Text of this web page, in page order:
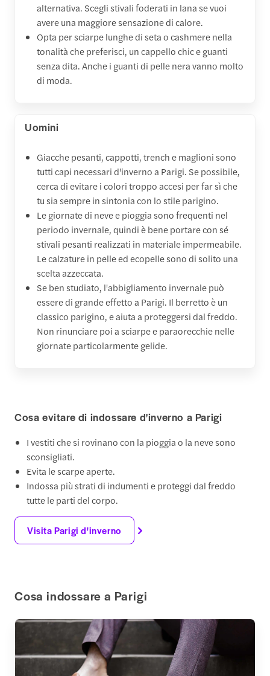
alternativa. Scegli stivali foderati in lana se vuoi
avere una maggiore sensazione di calore.
Opta per sciarpe lunghe di seta o cashmere nella
tonalità che preferisci, un cappello chic e guanti
senza dita. Anche i guanti di pelle nera vanno molto
di moda.
Uomini
Giacche pesanti, cappotti, trench e maglioni sono
tutti capi necessari d'inverno a Parigi. Se possibile,
cerca di evitare i colori troppo accesi per far sì che
tu sia sempre in sintonia con lo stile parigino.
Le giornate di neve e pioggia sono frequenti nel
periodo invernale, quindi è bene portare con sé
stivali pesanti realizzati in materiale impermeabile.
Le calzature in pelle ed ecopelle sono di solito una
scelta azzeccata.
Se ben studiato, l'abbigliamento invernale può
essere di grande effetto a Parigi. Il berretto è un
classico parigino, e aiuta a proteggersi dal freddo.
Non rinunciare poi a sciarpe e paraorecchie nelle
giornate particolarmente gelide.
Cosa evitare di indossare d'inverno a Parigi
I vestiti che si rovinano con la pioggia o la neve sono
sconsigliati.
Evita le scarpe aperte.
Indossa più strati di indumenti e proteggi dal freddo
tutte le parti del corpo.
Visita Parigi d'inverno
Cosa indossare a Parigi